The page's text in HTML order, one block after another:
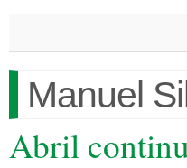
Manuel
Abril